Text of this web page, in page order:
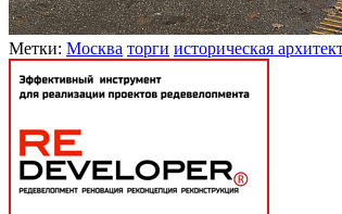
Метки: Москва торги историческая